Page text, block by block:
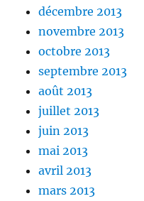
décembre 2013
novembre 2013
octobre 2013
septembre 2013
août 2013
juillet 2013
juin 2013
mai 2013
avril 2013
mars 2013